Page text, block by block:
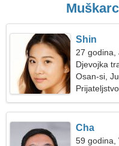
Shin
27 godina,
Djevojka
Osan-si,
Prijateljstvo
Cha
59 godina,